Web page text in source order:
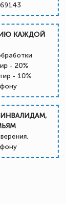
КАЖДОЙ
- 20%
- 10%